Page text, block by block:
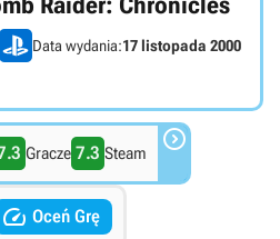
Data wydania:17 listopada 2000
Gracze 7.3 Steam 
 Oceń Grę